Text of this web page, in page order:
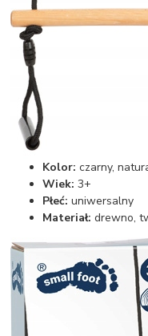
Kolor: czarny,
Wiek: 3+
Płeć: uniwersalny
Materiał: drewno,